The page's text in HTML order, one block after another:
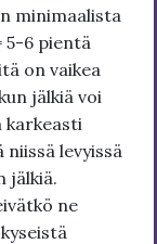
minimaalista
5-6 pientä
on vaikea
jälkiä voi
karkeasti
levyissä
jälkiä.
ne